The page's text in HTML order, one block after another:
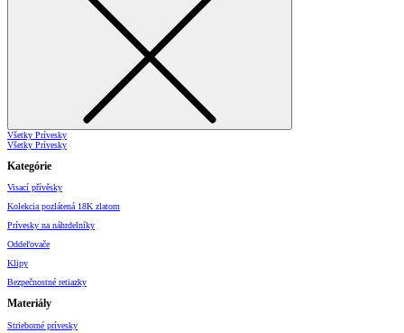
Všetky Prívesky
Všetky Prívesky
Kategórie
Visací přívěsky
Kolekcia pozlátená 18K zlatom
Prívesky na náhrdelníky
Oddeľovače
Klipy
Bezpečnostné retiazky
Materiály
Strieborné prívesky